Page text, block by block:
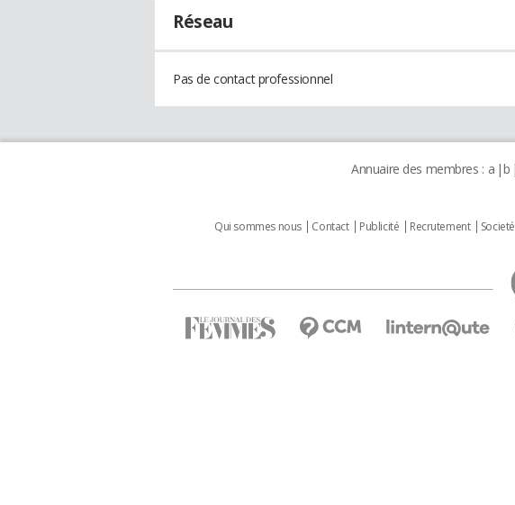
Réseau
Pas de contact professionnel
Annuaire des membres : a b
Qui sommes nous Contact Publicité Recrutement Societé